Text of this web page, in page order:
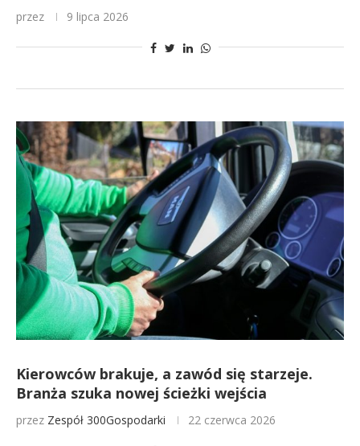
przez 9 lipca 2026
Kierowców brakuje, a zawód się starzeje.
Branża szuka nowej ścieżki wejścia
przez Zespół 300Gospodarki 22 czerwca 2026